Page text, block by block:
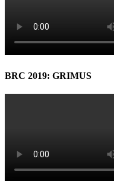
BRC 2019: GRIMUS